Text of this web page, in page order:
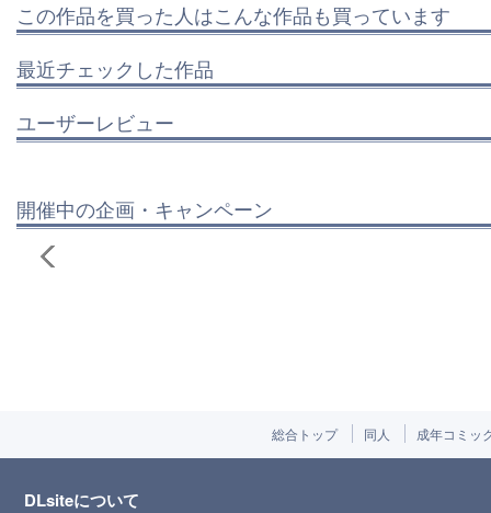
この作品を買った人はこんな作品も買っています
最近チェックした作品
ユーザーレビュー
開催中の企画・キャンペーン
総合トップ 同人 成年コミッ
DLsiteについて